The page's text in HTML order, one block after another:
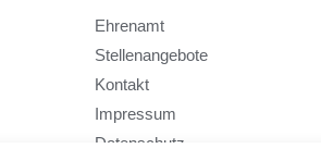
Ehrenamt
Stellenangebote
Kontakt
Impressum
Datenschutz